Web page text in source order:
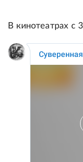
В кинотеатрах с